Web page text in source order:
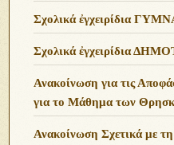
Σχολικά ἐγχειρίδια
Σχολικά ἐγχειρίδια
Ανακοίνωση για τις
για το Μάθημα των
Ανακοίνωση Σχετικά με